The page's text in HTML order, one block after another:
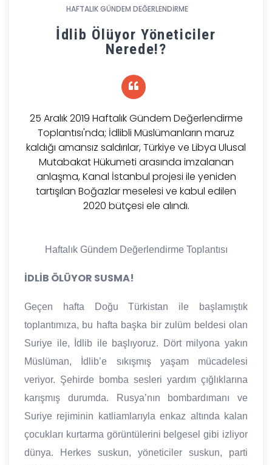
HAFTALIK GÜNDEM DEĞERLENDİRME
İdlib Ölüyor Yöneticiler
Nerede!?
25 Aralık 2019 Haftalık Gündem Değerlendirme
Toplantısı'nda; İdlibli Müslümanların maruz
kaldığı amansız saldırılar, Türkiye ve Libya Ulusal
Mutabakat Hükumeti arasında imzalanan
anlaşma, Kanal İstanbul projesi ile yeniden
tartışılan Boğazlar meselesi ve kabul edilen
2020 bütçesi ele alındı.
Haftalık Gündem Değerlendirme Toplantısı
İDLİB ÖLÜYOR SUSMA!
Geçen hafta Doğu Türkistan ile başlamıştık
toplantımıza, bu hafta başka bir zulüm beldesi olan
Suriye ile, İdlib ile başlıyoruz. Dört milyona yakın
Müslüman, İdlib’e sıkışmış yaşam mücadelesi
veriyor. Şehirde bomba sesleri yardım çığlıklarına
karışmış durumda. Rusya’nın bombardımanı ve
Suriye rejiminin katliamlarıyla enkaz altında kalan
çocukları kurtarma görüntülerini belgesel gibi izliyor
dünya. Herkes suskun, yöneticiler suskun, parti